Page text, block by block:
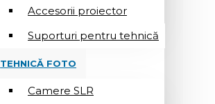
Accesorii proiector
Suporturi pentru tehnică
TEHNICĂ FOTO
Camere SLR